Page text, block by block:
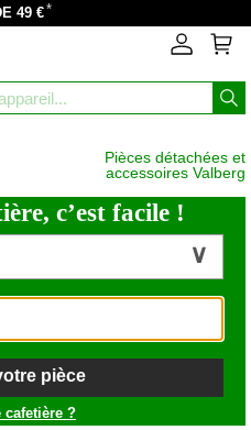
49 €*
Pièces détachées et
accessoires Valberg
c’est facile !
pièce
cafetière ?